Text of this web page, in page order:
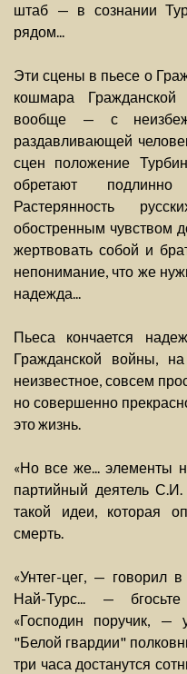
штаб — в сознании
рядом...
Эти сцены в пьесе о
кошмара
вообще — с
раздавливающей
сцен положение
обретают подлинно
Растерянность
обостренным чувством
жертвовать собой и
непонимание, что же
надежда...
Пьеса кончается
Гражданской войны,
неизвестное, совсем
но совершенно
это жизнь.
«Но все же... элементы
партийный деятель
такой идеи, которая
смерть.
«Унтег-цег, — говорил
Най-Турс... — бгосьте
«Господин поручик, —
"Белой гвардии"
три часа достанутся